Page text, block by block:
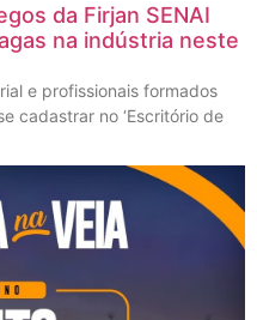
da Firjan SENAI
na indústria neste
e profissionais formados
cadastrar no ‘Escritório de